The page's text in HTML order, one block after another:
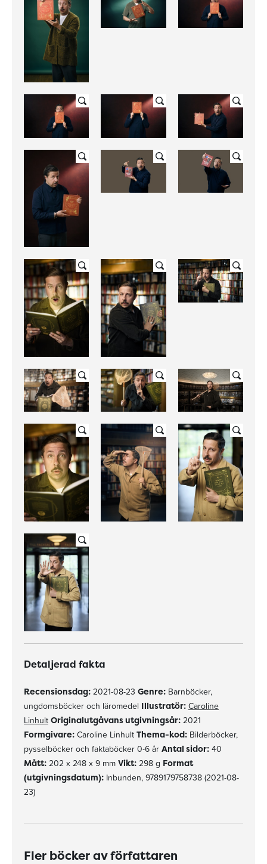
Detaljerad fakta
Recensionsdag: 2021-08-23 Genre: Barnböcker,
ungdomsböcker och läromedel Illustratör: Caroline
Linhult Originalutgåvans utgivningsår: 2021
Formgivare: Caroline Linhult Thema-kod: Bilderböcker,
pysselböcker och faktaböcker 0-6 år Antal sidor: 40
Mått: 202 x 248 x 9 mm Vikt: 298 g Format
(utgivningsdatum): Inbunden, 9789179758738 (2021-08-
23)
Fler böcker av författaren